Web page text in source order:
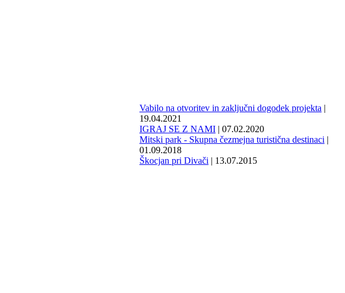
Vabilo na otvoritev in zaključni dogodek projekta |
19.04.2021
IGRAJ SE Z NAMI | 07.02.2020
Mitski park - Skupna čezmejna turistična destinaci |
01.09.2018
Škocjan pri Divači | 13.07.2015